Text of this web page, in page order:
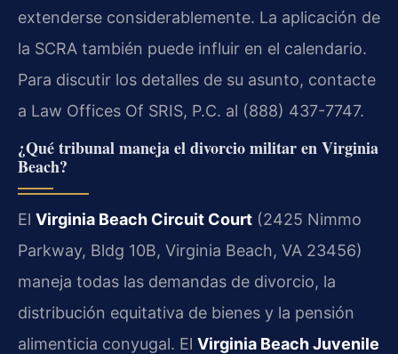
extenderse considerablemente. La aplicación de
la SCRA también puede influir en el calendario.
Para discutir los detalles de su asunto, contacte
a Law Offices Of SRIS, P.C. al (888) 437-7747.
¿Qué tribunal maneja el divorcio militar en Virginia
Beach?
El Virginia Beach Circuit Court (2425 Nimmo
Parkway, Bldg 10B, Virginia Beach, VA 23456)
maneja todas las demandas de divorcio, la
distribución equitativa de bienes y la pensión
alimenticia conyugal. El Virginia Beach Juvenile